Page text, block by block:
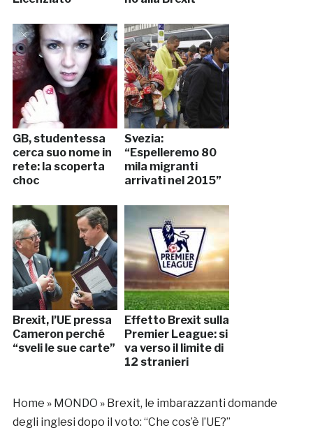
GB, studentessa
cerca suo nome in
rete: la scoperta
choc
Svezia:
“Espelleremo 80
mila migranti
arrivati nel 2015”
Brexit, l’UE pressa
Cameron perché
“sveli le sue carte”
Effetto Brexit sulla
Premier League: si
va verso il limite di
12 stranieri
Home » MONDO » Brexit, le imbarazzanti domande
degli inglesi dopo il voto: “Che cos’è l’UE?”